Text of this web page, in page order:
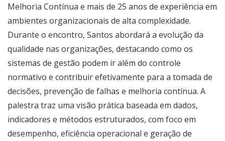
Melhoria Contínua e mais de 25 anos de experiência em
ambientes organizacionais de alta complexidade.
Durante o encontro, Santos abordará a evolução da
qualidade nas organizações, destacando como os
sistemas de gestão podem ir além do controle
normativo e contribuir efetivamente para a tomada de
decisões, prevenção de falhas e melhoria contínua. A
palestra traz uma visão prática baseada em dados,
indicadores e métodos estruturados, com foco em
desempenho, eficiência operacional e geração de